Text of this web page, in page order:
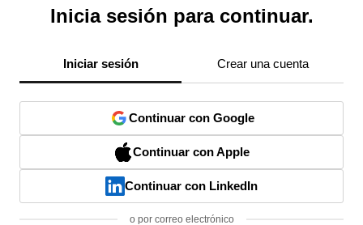
Inicia sesión para continuar.
Iniciar sesión Crear una cuenta
Continuar con Google
Continuar con Apple
Continuar con LinkedIn
o por correo electrónico